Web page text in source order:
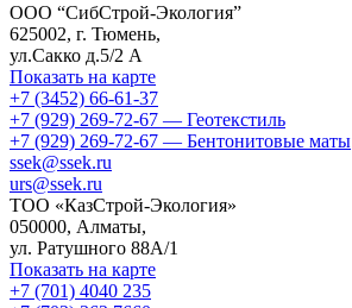
ООО “СибСтрой-Экология”
625002, г. Тюмень,
ул.Сакко д.5/2 А
Показать на карте
+7 (3452) 66-61-37
+7 (929) 269-72-67 — Геотекстиль
+7 (929) 269-72-67 — Бентонитовые маты
ssek@ssek.ru
urs@ssek.ru
ТОО «КазСтрой-Экология»
050000, Алматы,
ул. Ратушного 88А/1
Показать на карте
+7 (701) 4040 235